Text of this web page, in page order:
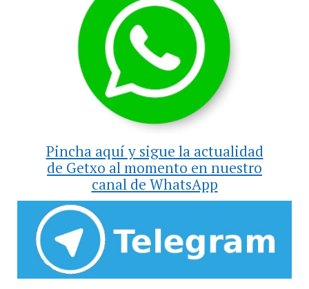
Pincha aquí y sigue la actualidad
de Getxo al momento en nuestro
canal de WhatsApp